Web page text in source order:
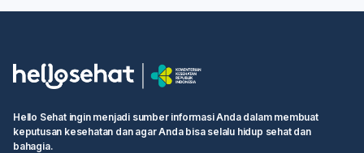
Hello Sehat ingin menjadi sumber informasi Anda dalam membuat
keputusan kesehatan dan agar Anda bisa selalu hidup sehat dan
bahagia.